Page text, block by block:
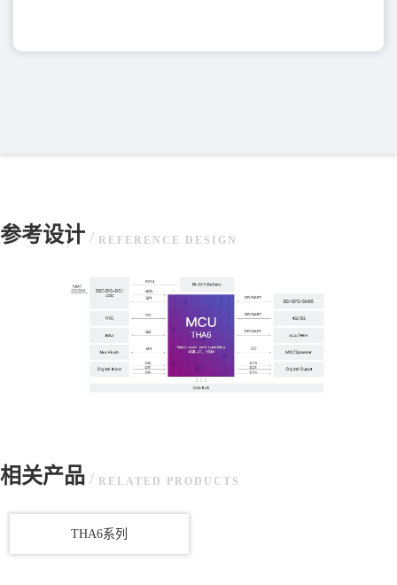
参考设计 / REFERENCE DESIGN
相关产品 / RELATED PRODUCTS
THA6系列